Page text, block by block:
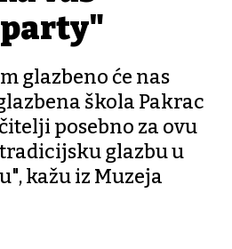
glazbeno će nas
škola Pakrac
posebno za ovu
glazbu u
kažu iz Muzeja